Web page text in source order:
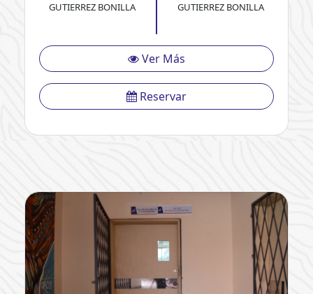
GUTIERREZ BONILLA
GUTIERREZ BONILLA
Ver Más
Reservar